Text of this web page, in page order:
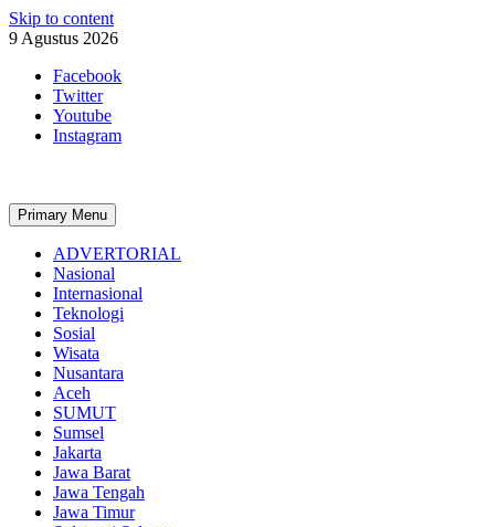
Skip to content
9 Agustus 2026
Facebook
Twitter
Youtube
Instagram
Primary Menu
ADVERTORIAL
Nasional
Internasional
Teknologi
Sosial
Wisata
Nusantara
Aceh
SUMUT
Sumsel
Jakarta
Jawa Barat
Jawa Tengah
Jawa Timur